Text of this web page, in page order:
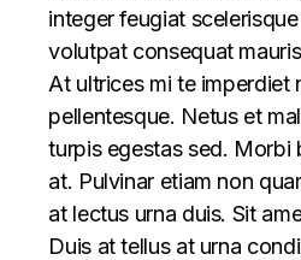
integer feugiat
volutpat consequat
At ultrices mi te imperdiet
pellentesque. Netus et
turpis egestas sed. Morbi
at. Pulvinar etiam non
at lectus urna duis. Sit
Duis at tellus at urna